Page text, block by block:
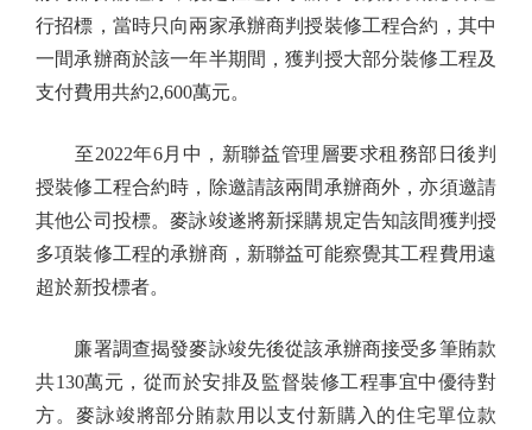
行招標，當時只向兩家承辦商判授裝修工程合約，其中
一間承辦商於該一年半期間，獲判授大部分裝修工程及
支付費用共約2,600萬元。
至2022年6月中，新聯益管理層要求租務部日後判
授裝修工程合約時，除邀請該兩間承辦商外，亦須邀請
其他公司投標。麥詠竣遂將新採購規定告知該間獲判授
多項裝修工程的承辦商，新聯益可能察覺其工程費用遠
超於新投標者。
廉署調查揭發麥詠竣先後從該承辦商接受多筆賄款
共130萬元，從而於安排及監督裝修工程事宜中優待對
方。麥詠竣將部分賄款用以支付新購入的住宅單位款